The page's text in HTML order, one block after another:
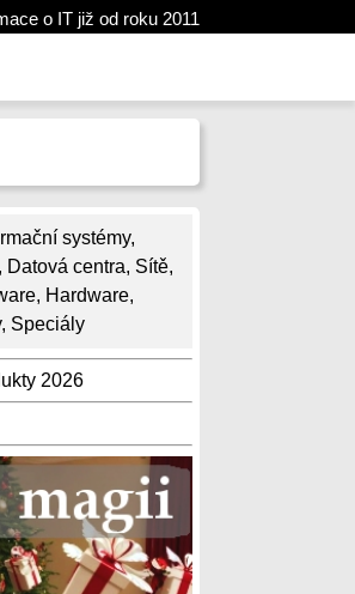
o IT již od roku 2011
systémy,
, Datová centra, Sítě,
, Hardware,
, Speciály
2026